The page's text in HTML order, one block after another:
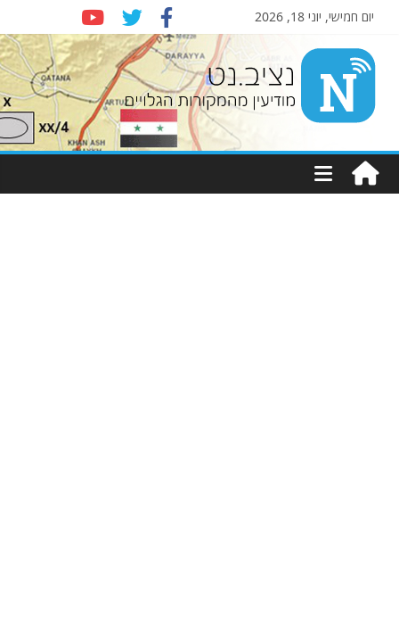
יום חמישי, יוני 18, 2026
Nziv.net
מודיעין
מהמקורות